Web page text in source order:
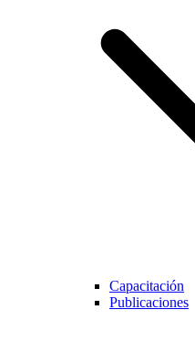
Capacitación
Publicaciones